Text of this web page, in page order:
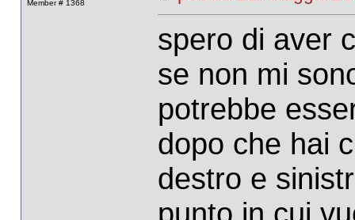
Member # 1368
spero di aver
se non mi
potrebbe
dopo che hai
destro e
punto in cui